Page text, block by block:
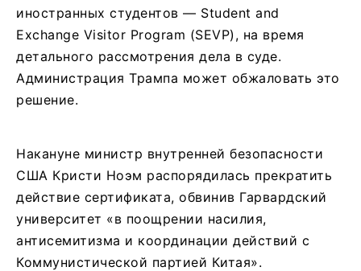
иностранных студентов — Student and
Exchange Visitor Program (SEVP), на время
детального рассмотрения дела в суде.
Администрация Трампа может обжаловать это
решение.
Накануне министр внутренней безопасности
США Кристи Ноэм распорядилась прекратить
действие сертификата, обвинив Гарвардский
университет «в поощрении насилия,
антисемитизма и координации действий с
Коммунистической партией Китая».